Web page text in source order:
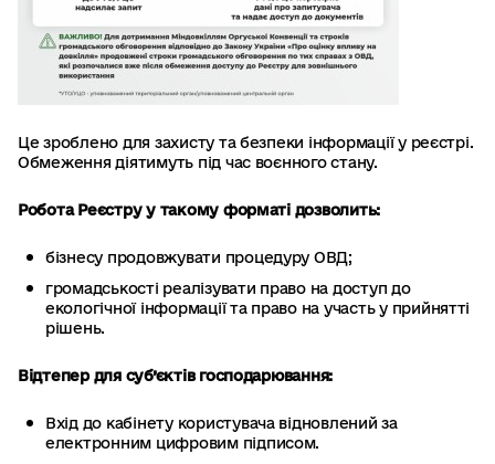
Це зроблено для захисту та безпеки інформації у реєстрі.
Обмеження діятимуть під час воєнного стану.
Робота Реєстру у такому форматі дозволить:
бізнесу продовжувати процедуру ОВД;
громадськості реалізувати право на доступ до
екологічної інформації та право на участь у прийнятті
рішень.
Відтепер для суб’єктів господарювання:
Вхід до кабінету користувача відновлений за
електронним цифровим підписом.